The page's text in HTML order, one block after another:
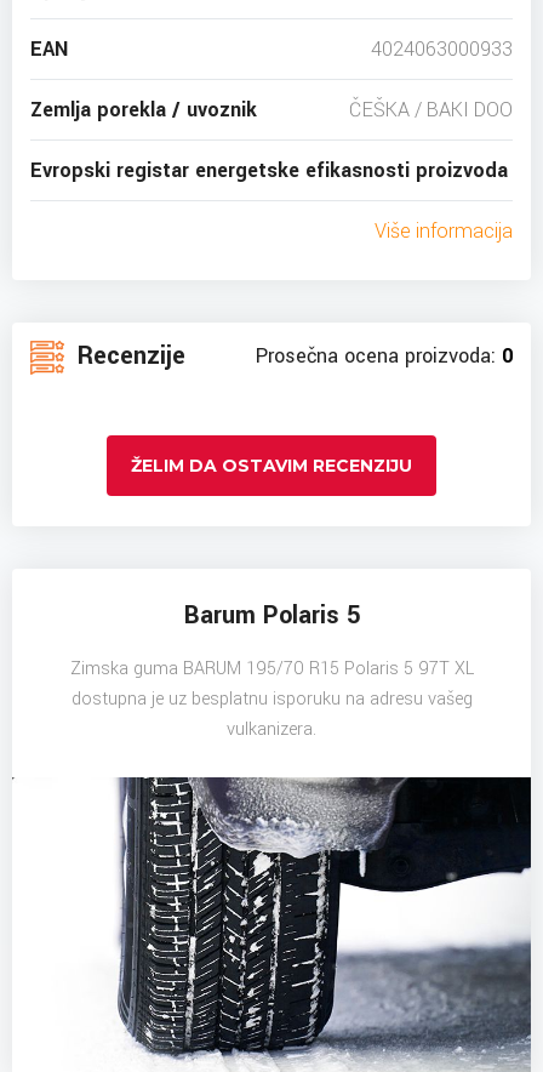
EAN 4024063000933
Zemlja porekla / uvoznik ČEŠKA / BAKI DOO
Evropski registar energetske efikasnosti proizvoda
Više informacija
Recenzije Prosečna ocena proizvoda: 0
ŽELIM DA OSTAVIM RECENZIJU
Barum Polaris 5
Zimska guma BARUM 195/70 R15 Polaris 5 97T XL
dostupna je uz besplatnu isporuku na adresu vašeg
vulkanizera.